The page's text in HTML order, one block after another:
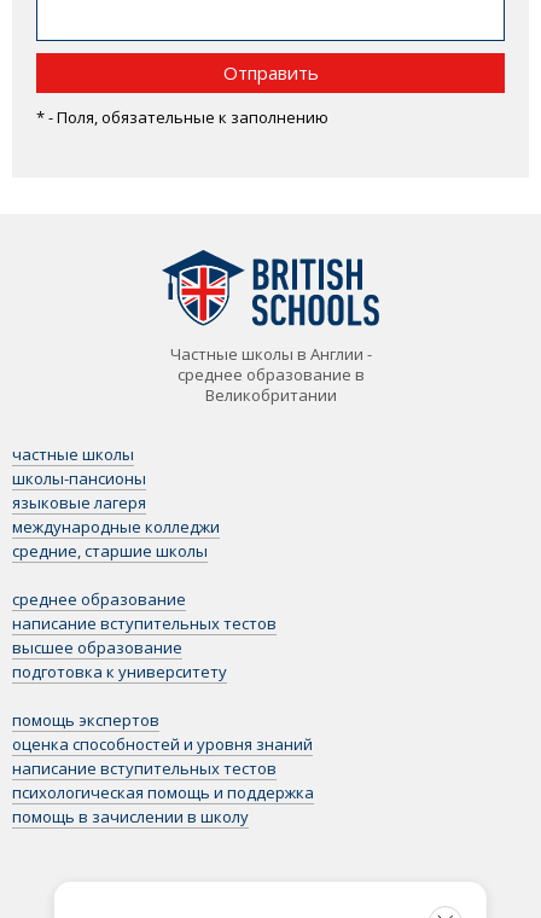
Отправить
* - Поля, обязательные к заполнению
Частные школы в Англии -
среднее образование в
Великобритании
частные школы
школы-пансионы
языковые лагеря
международные колледжи
средние, старшие школы
среднее образование
написание вступительных тестов
высшее образование
подготовка к университету
помощь экспертов
оценка способностей и уровня знаний
написание вступительных тестов
психологическая помощь и поддержка
помощь в зачислении в школу